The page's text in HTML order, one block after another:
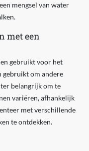
mengsel van water
met een
gebruikt voor het
gebruikt om andere
belangrijk om te
variëren, afhankelijk
met verschillende
te ontdekken.